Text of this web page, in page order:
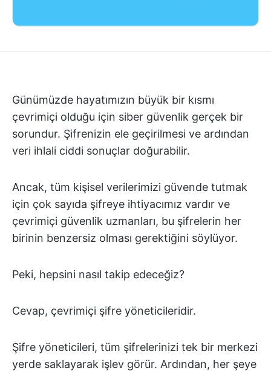
Günümüzde hayatımızın büyük bir kısmı
çevrimiçi olduğu için siber güvenlik gerçek bir
sorundur. Şifrenizin ele geçirilmesi ve ardından
veri ihlali ciddi sonuçlar doğurabilir.
Ancak, tüm kişisel verilerimizi güvende tutmak
için çok sayıda şifreye ihtiyacımız vardır ve
çevrimiçi güvenlik uzmanları, bu şifrelerin her
birinin benzersiz olması gerektiğini söylüyor.
Peki, hepsini nasıl takip edeceğiz?
Cevap, çevrimiçi şifre yöneticileridir.
Şifre yöneticileri, tüm şifrelerinizi tek bir merkezi
yerde saklayarak işlev görür. Ardından, her şeye